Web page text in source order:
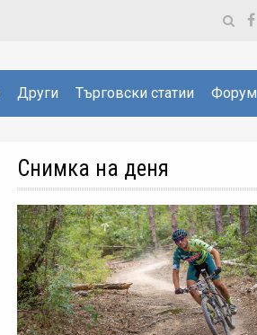
Други Търговски статии Форум
Снимка на деня